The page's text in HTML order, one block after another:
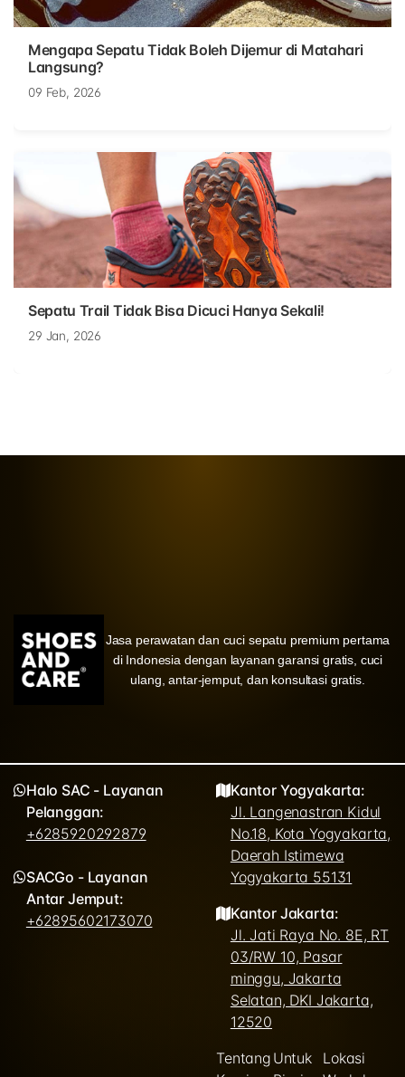
Mengapa Sepatu Tidak Boleh Dijemur di Matahari
Langsung?
09 Feb, 2026
Sepatu Trail Tidak Bisa Dicuci Hanya Sekali!
29 Jan, 2026
Jasa perawatan dan cuci sepatu premium pertama
di Indonesia dengan layanan garansi gratis, cuci
ulang, antar-jemput, dan konsultasi gratis.
Halo SAC - Layanan
Pelanggan:
+6285920292879
SACGo - Layanan
Antar Jemput:
+62895602173070
Kantor Yogyakarta:
Jl. Langenastran Kidul
No.18, Kota Yogyakarta,
Daerah Istimewa
Yogyakarta 55131
Kantor Jakarta:
Jl. Jati Raya No. 8E, RT
03/RW 10, Pasar
minggu, Jakarta
Selatan, DKI Jakarta,
12520
Tentang Untuk
Lokasi